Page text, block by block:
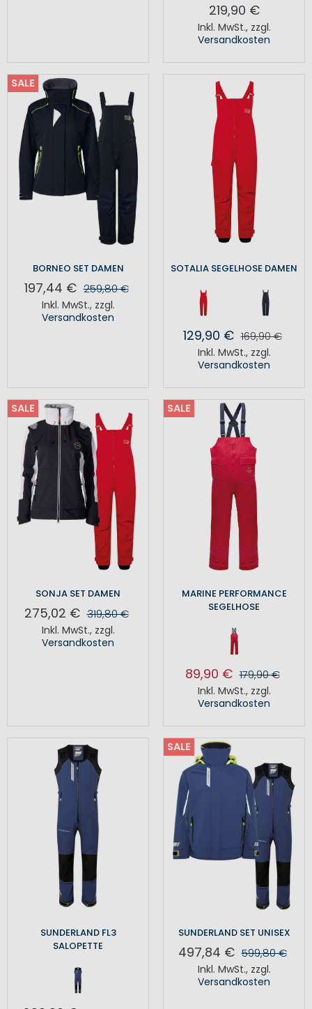
219,90 €
Inkl. MwSt., zzgl.
Versandkosten
SALE
BORNEO SET DAMEN
197,44 € 259,80 €
Inkl. MwSt., zzgl.
Versandkosten
SOTALIA SEGELHOSE DAMEN
129,90 € 169,90 €
Inkl. MwSt., zzgl.
Versandkosten
SALE
SONJA SET DAMEN
275,02 € 319,80 €
Inkl. MwSt., zzgl.
Versandkosten
SALE
MARINE PERFORMANCE
SEGELHOSE
89,90 € 179,90 €
Inkl. MwSt., zzgl.
Versandkosten
SUNDERLAND FL3
SALOPETTE
SALE
SUNDERLAND SET UNISEX
497,84 € 599,80 €
Inkl. MwSt., zzgl.
Versandkosten